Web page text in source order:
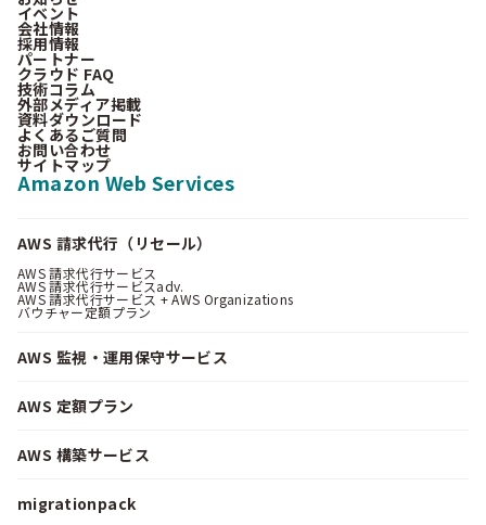
イベント
会社情報
採用情報
パートナー
クラウド FAQ
技術コラム
外部メディア掲載
資料ダウンロード
よくあるご質問
お問い合わせ
サイトマップ
Amazon Web Services
AWS 請求代行（リセール）
AWS 請求代行サービス
AWS 請求代行サービスadv.
AWS 請求代行サービス + AWS Organizations
バウチャー定額プラン
AWS 監視・運用保守サービス
AWS 定額プラン
AWS 構築サービス
migrationpack